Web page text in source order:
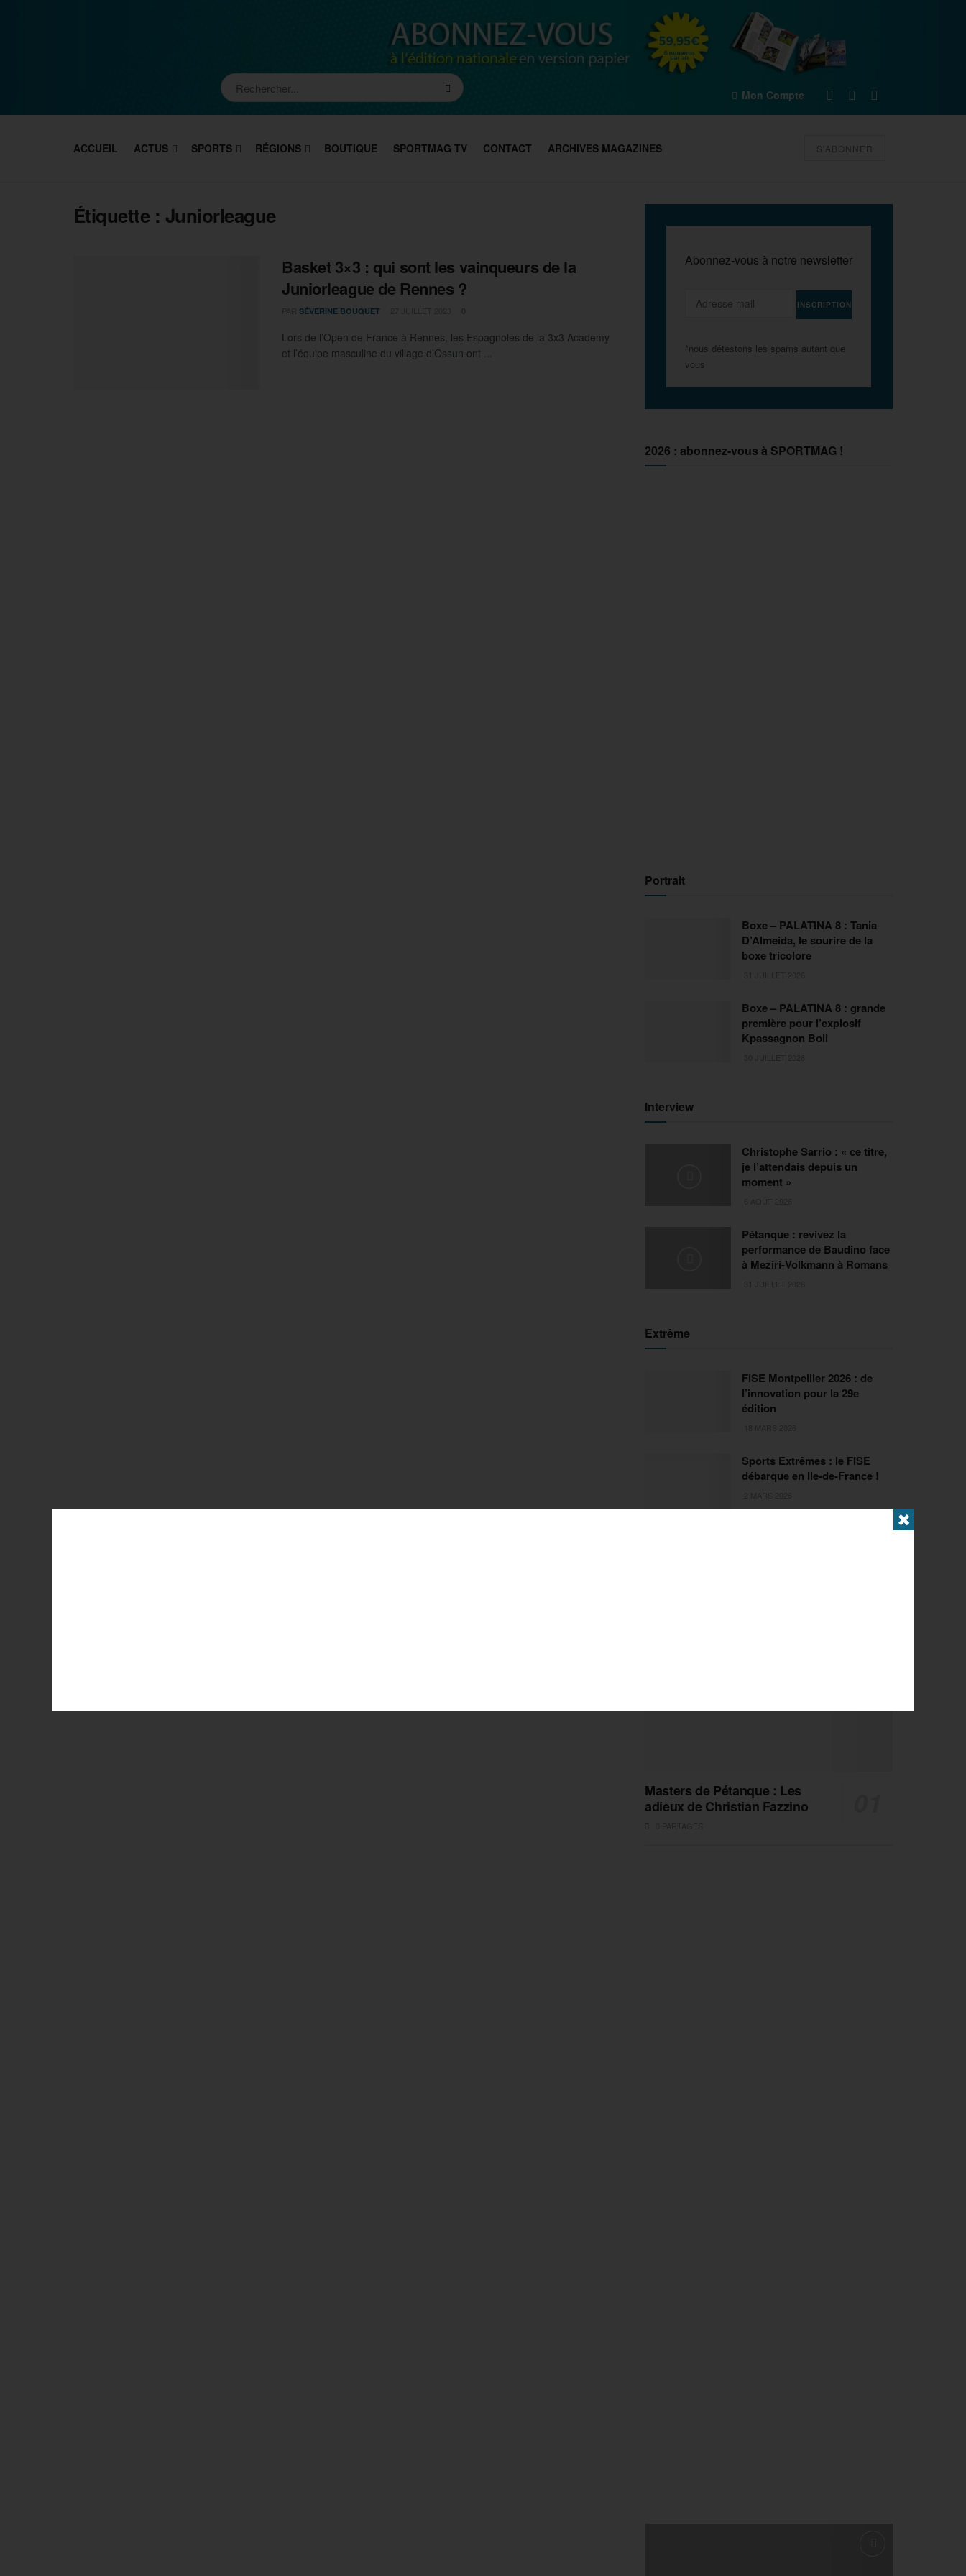
Mon Compte
ACCUEIL ACTUS SPORTS RÉGIONS BOUTIQUE SPORTMAG TV CONTACT ARCHIVES MAGAZINES S'ABONNER
Étiquette : Juniorleague
Basket 3×3 : qui sont les vainqueurs de la
Juniorleague de Rennes ?
SÉVERINE BOUQUET
Lors de l’Open de France à Rennes, les Espagnoles de la 3x3 Academy
et l’équipe masculine du village d’Ossun ont ...
Abonnez-vous à notre newsletter
*nous détestons les spams autant que
vous
2026 : abonnez-vous à SPORTMAG !
Portrait
Boxe – PALATINA 8 : Tania
D’Almeida, le sourire de la
boxe tricolore
Boxe – PALATINA 8 : grande
première pour l’explosif
Kpassagnon Boli
Interview
Christophe Sarrio : « ce titre,
je l’attendais depuis un
moment »
Pétanque : revivez la
performance de Baudino face
à Meziri-Volkmann à Romans
Extrême
FISE Montpellier 2026 : de
l’innovation pour la 29e
édition
Sports Extrêmes : le FISE
débarque en Ile-de-France !
Masters de Pétanque : Les
adieux de Christian Fazzino
✖